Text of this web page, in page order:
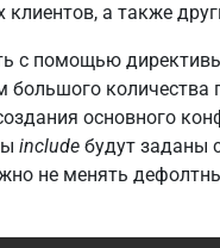
а также
с помощью
количества
основного
include будут заданы
не менять